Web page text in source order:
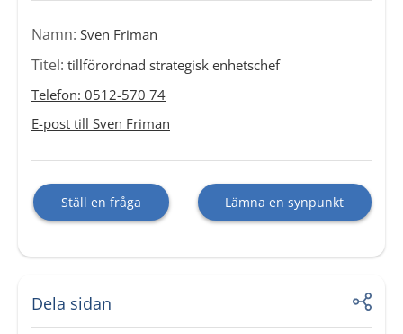
Namn: Sven Friman
Titel: tillförordnad strategisk enhetschef
Telefon: 0512-570 74
E-post till Sven Friman
Ställ en fråga Lämna en synpunkt
Dela sidan